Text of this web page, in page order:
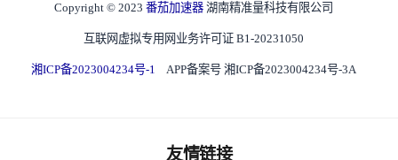
Copyright © 2023 番茄加速器 湖南精准量科技有限公司
互联网虚拟专用网业务许可证 B1-20231050
湘ICP备2023004234号-1 APP备案号 湘ICP备2023004234号-3A
友情链接